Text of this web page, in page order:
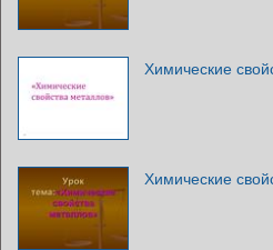
Химические
Химические